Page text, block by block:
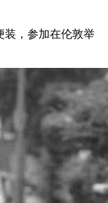
，参加在伦敦举